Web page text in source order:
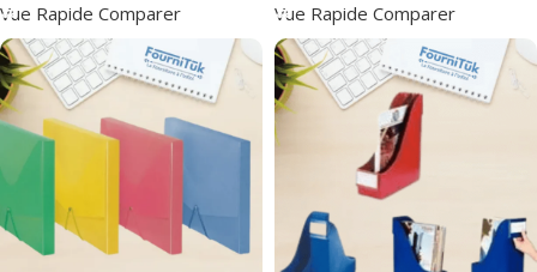
Vue Rapide Comparer Vue Rapide Comparer